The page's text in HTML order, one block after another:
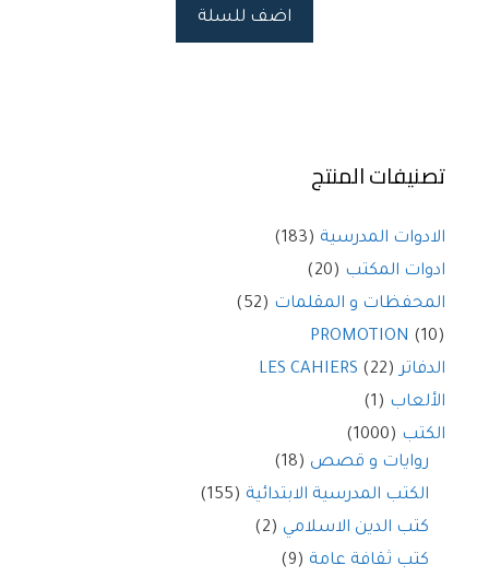
اضف للسلة
تصنيفات المنتج
الادوات المدرسية (183)
ادوات المكتب (20)
المحفظات و المقلمات (52)
PROMOTION (10)
الدفاتر LES CAHIERS (22)
الألعاب (1)
الكتب (1000)
روايات و قصص (18)
الكتب المدرسية الابتدائية (155)
كتب الدين الاسلامي (2)
كتب ثقافة عامة (9)